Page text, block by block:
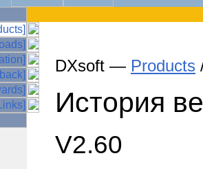
DXsoft — Products
История
V2.60